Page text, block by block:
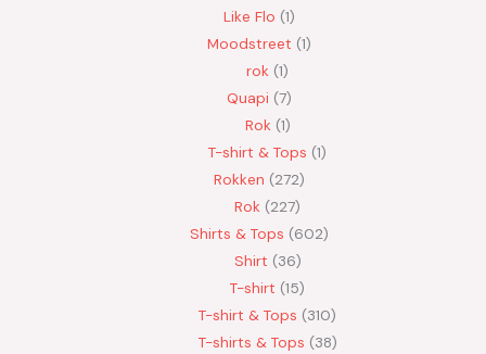
Like Flo 1
Moodstreet 1
rok 1
Quapi 7
Rok 1
T-shirt & Tops 1
Rokken 272
Rok 227
Shirts & Tops 602
Shirt 36
T-shirt 15
T-shirt & Tops 310
T-shirts & Tops 38